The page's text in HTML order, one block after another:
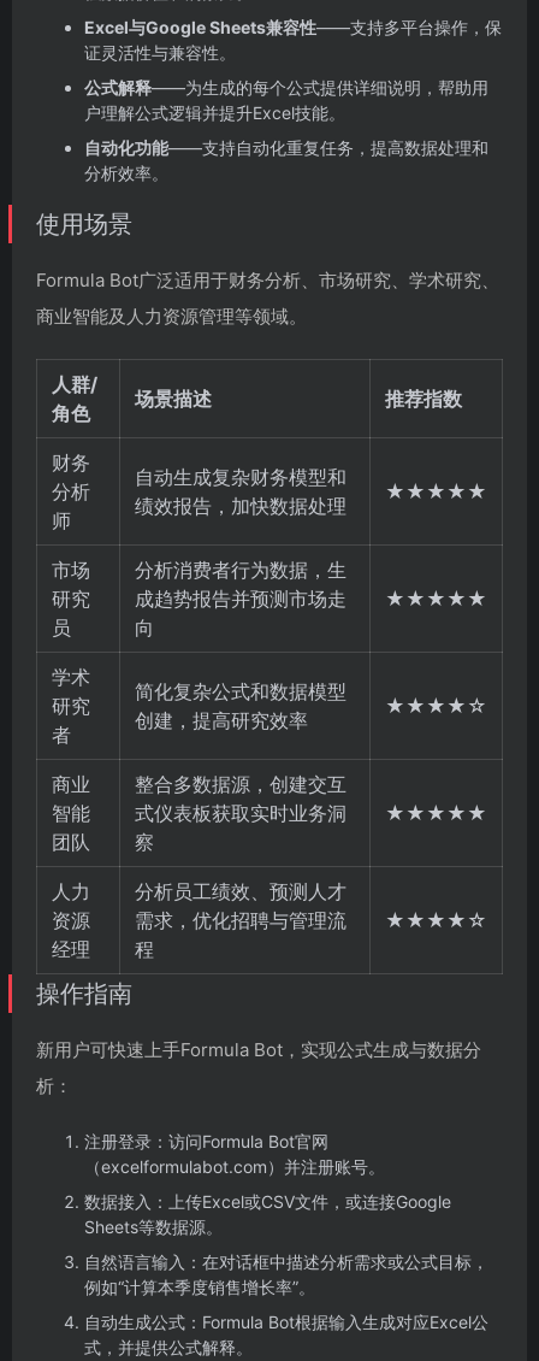
Excel与Google Sheets兼容性——支持多平台操作，保
证灵活性与兼容性。
公式解释——为生成的每个公式提供详细说明，帮助用
户理解公式逻辑并提升Excel技能。
自动化功能——支持自动化重复任务，提高数据处理和
分析效率。
使用场景
Formula Bot广泛适用于财务分析、市场研究、学术研究、
商业智能及人力资源管理等领域。
人群/
角色
场景描述 推荐指数
财务
分析
师
自动生成复杂财务模型和
绩效报告，加快数据处理
★★★★★
市场
研究
员
分析消费者行为数据，生
成趋势报告并预测市场走
向
★★★★★
学术
研究
者
简化复杂公式和数据模型
创建，提高研究效率
★★★★☆
商业
智能
团队
整合多数据源，创建交互
式仪表板获取实时业务洞
察
★★★★★
人力
资源
经理
分析员工绩效、预测人才
需求，优化招聘与管理流
程
★★★★☆
操作指南
新用户可快速上手Formula Bot，实现公式生成与数据分
析：
注册登录：访问Formula Bot官网
（excelformulabot.com）并注册账号。
数据接入：上传Excel或CSV文件，或连接Google
Sheets等数据源。
自然语言输入：在对话框中描述分析需求或公式目标，
例如“计算本季度销售增长率”。
自动生成公式：Formula Bot根据输入生成对应Excel公
式，并提供公式解释。